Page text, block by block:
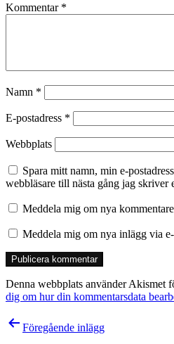
Kommentar *
Namn *
E-postadress *
Webbplats
Spara mitt namn, min e-
webbläsare till nästa gång jag skriver
Meddela mig om nya
Meddela mig om nya inlägg via
Denna webbplats använder Akismet
dig om hur din kommentarsdata
Inläggsnavigering
Föregående inlägg